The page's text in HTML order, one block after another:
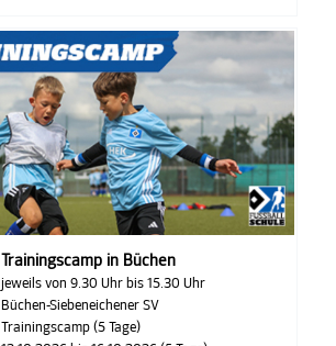
Trainingscamp in Büchen
jeweils von 9.30 Uhr bis 15.30 Uhr
Büchen-Siebeneichener SV
Trainingscamp (5 Tage)